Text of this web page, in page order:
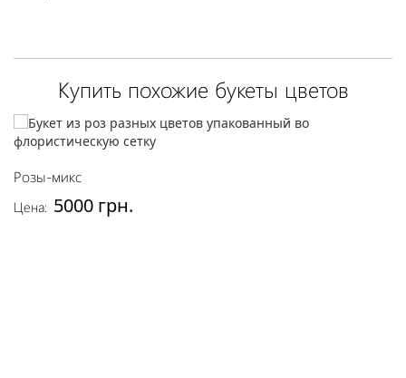
Купить похожие букеты цветов
Розы-микс
Цена: 5000 грн.